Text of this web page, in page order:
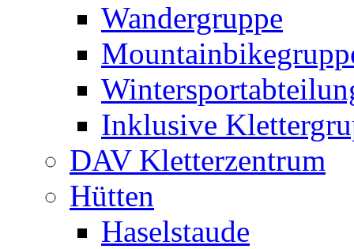
Wandergruppe
Inklusive
DAV Kletterzentrum
Hütten
Haselstaude